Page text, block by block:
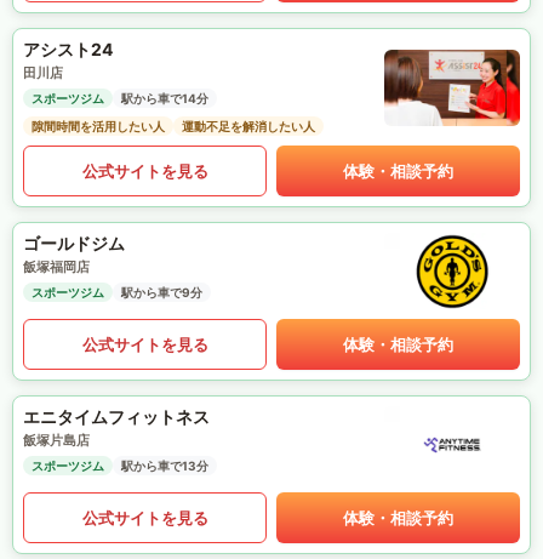
アシスト24
田川店
スポーツジム
駅から車で14分
隙間時間を活用したい人
運動不足を解消したい人
公式サイトを見る 体験・相談予約
ゴールドジム
飯塚福岡店
スポーツジム 駅から車で9分
公式サイトを見る 体験・相談予約
エニタイムフィットネス
飯塚片島店
スポーツジム 駅から車で13分
公式サイトを見る 体験・相談予約